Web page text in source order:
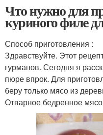
Что нужно для
куриного филе
Способ приготовления :
Здравствуйте. Этот
гурманов. Сегодня я
пюре впрок. Для
беру только мясо из
Отварное бедренное